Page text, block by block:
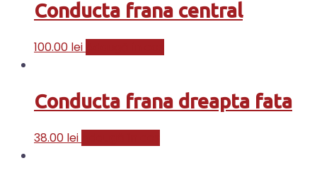
Conducta frana central
100.00 lei
Conducta frana dreapta fata
38.00 lei